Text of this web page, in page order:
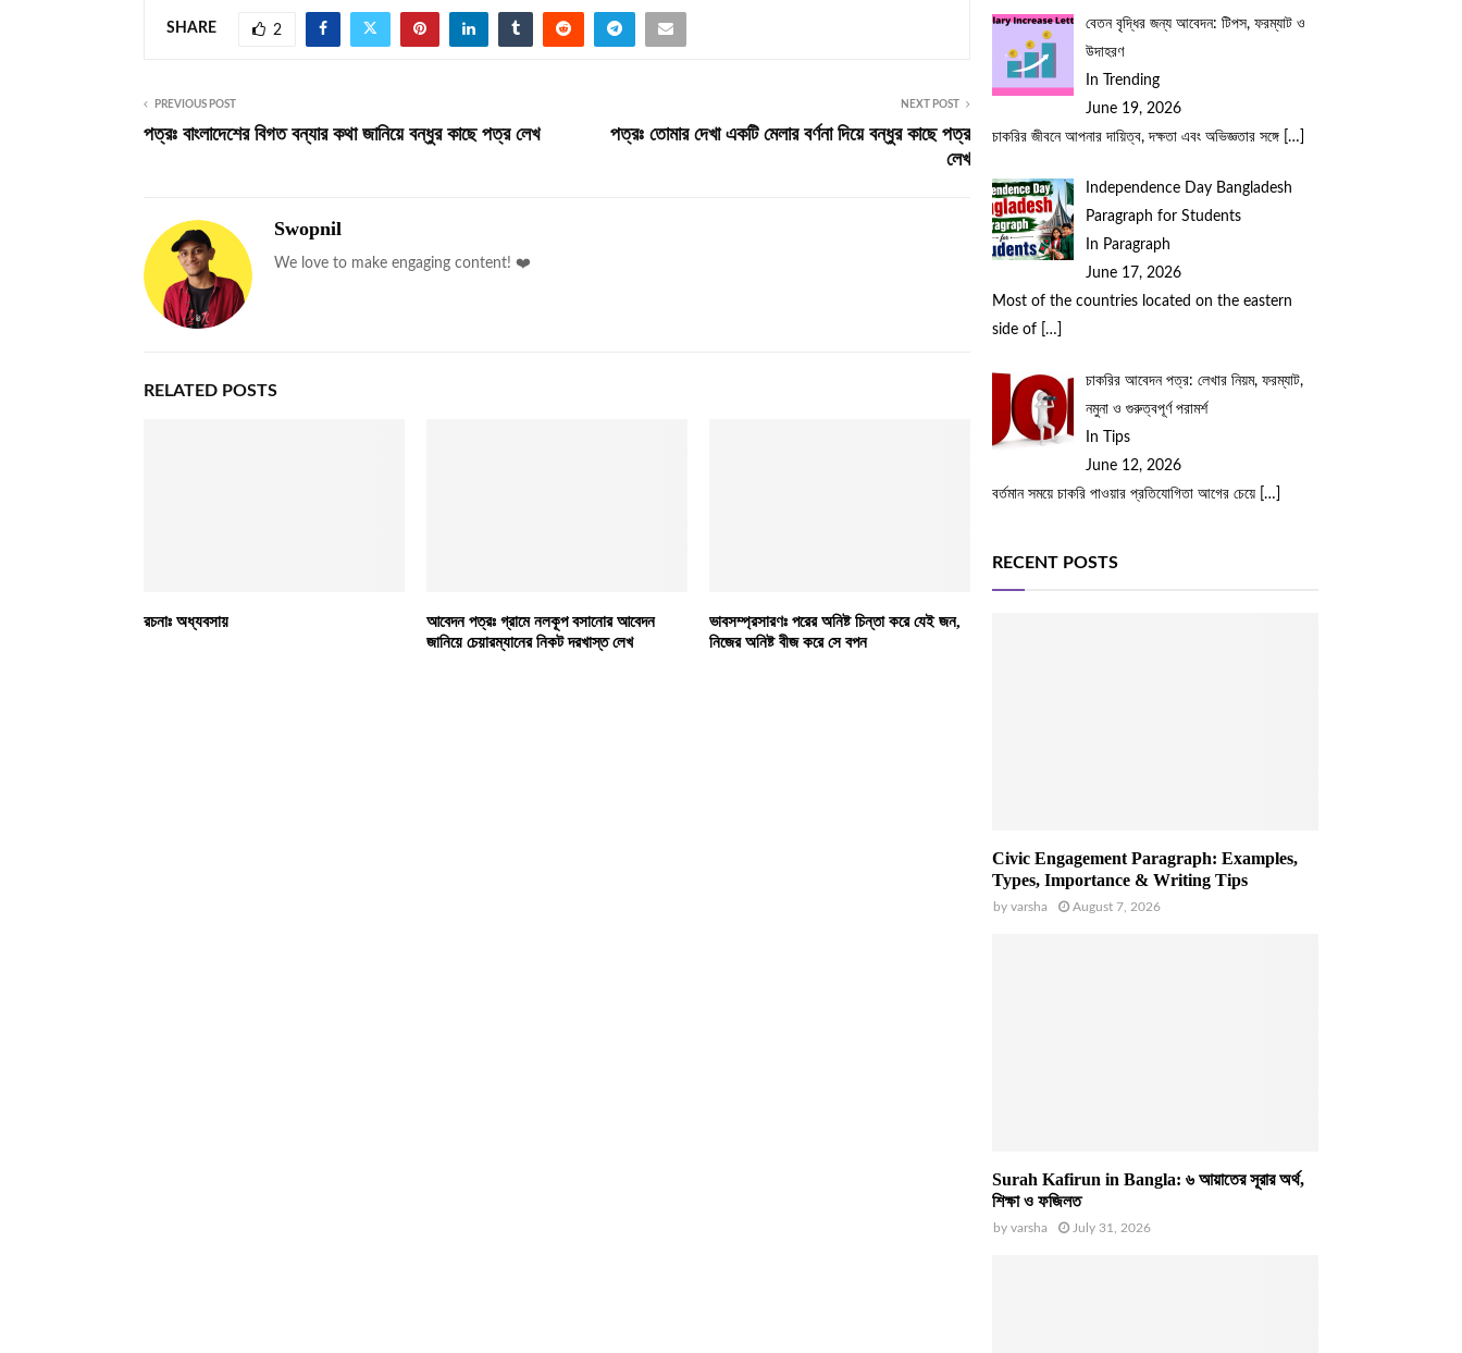
SHARE 2
PREVIOUS POST
পত্রঃ বাংলাদেশের বিগত বন্যার কথা জানিয়ে বন্ধুর কাছে পত্র লেখ
NEXT POST
পত্রঃ তোমার দেখা একটি মেলার বর্ণনা দিয়ে বন্ধুর কাছে পত্র
লেখ
Swopnil
We love to make engaging content! ❤️
RELATED POSTS
রচনাঃ অধ্যবসায়
আবেদন পত্রঃ গ্রামে নলকূপ বসানোর আবেদন
জানিয়ে চেয়ারম্যানের নিকট দরখাস্ত লেখ
ভাবসম্প্রসারণঃ পরের অনিষ্ট চিন্তা করে যেই জন,
নিজের অনিষ্ট বীজ করে সে বপন
বেতন বৃদ্ধির জন্য আবেদন: টিপস, ফরম্যাট ও
উদাহরণ
In Trending
June 19, 2026
চাকরির জীবনে আপনার দায়িত্ব, দক্ষতা এবং অভিজ্ঞতার সঙ্গে
[…]
Independence Day Bangladesh
Paragraph for Students
In Paragraph
June 17, 2026
Most of the countries located on the eastern
side of
[…]
চাকরির আবেদন পত্র: লেখার নিয়ম, ফরম্যাট,
নমুনা ও গুরুত্বপূর্ণ পরামর্শ
In Tips
June 12, 2026
বর্তমান সময়ে চাকরি পাওয়ার প্রতিযোগিতা আগের চেয়ে
[…]
RECENT POSTS
Civic Engagement Paragraph: Examples,
Types, Importance & Writing Tips
by varsha August 7, 2026
Surah Kafirun in Bangla: ৬ আয়াতের সূরার অর্থ,
শিক্ষা ও ফজিলত
by varsha July 31, 2026